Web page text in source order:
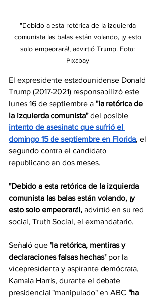
"Debido a esta retórica de la izquierda
comunista las balas están volando, ¡y esto
solo empeorará!, advirtió Trump. Foto:
Pixabay
El expresidente estadounidense Donald
Trump (2017-2021) responsabilizó este
lunes 16 de septiembre a "la retórica de
la izquierda comunista" del posible
intento de asesinato que sufrió el
domingo 15 de septiembre en Florida, el
segundo contra el candidato
republicano en dos meses.
"Debido a esta retórica de la izquierda
comunista las balas están volando, ¡y
esto solo empeorará!, advirtió en su red
social, Truth Social, el exmandatario.
Señaló que "la retórica, mentiras y
declaraciones falsas hechas" por la
vicepresidenta y aspirante demócrata,
Kamala Harris, durante el debate
presidencial "manipulado" en ABC "ha